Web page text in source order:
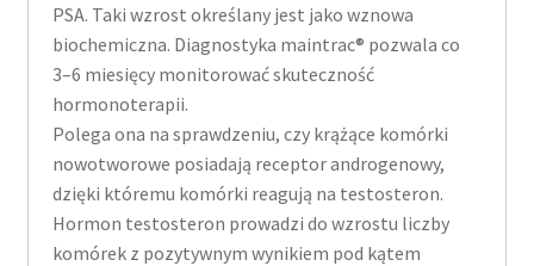
PSA. Taki wzrost określany jest jako wznowa
biochemiczna. Diagnostyka maintrac® pozwala co
3–6 miesięcy monitorować skuteczność
hormonoterapii.
Polega ona na sprawdzeniu, czy krążące komórki
nowotworowe posiadają receptor androgenowy,
dzięki któremu komórki reagują na testosteron.
Hormon testosteron prowadzi do wzrostu liczby
komórek z pozytywnym wynikiem pod kątem